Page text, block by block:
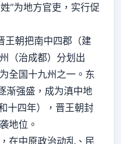
”为地方官吏，实行促
王朝把南中四郡（建
（治成都）分划出
全国十九州之一。东
渐强盛，成为滇中地
十四年），晋王朝封
地位。
在中原政治动乱、民